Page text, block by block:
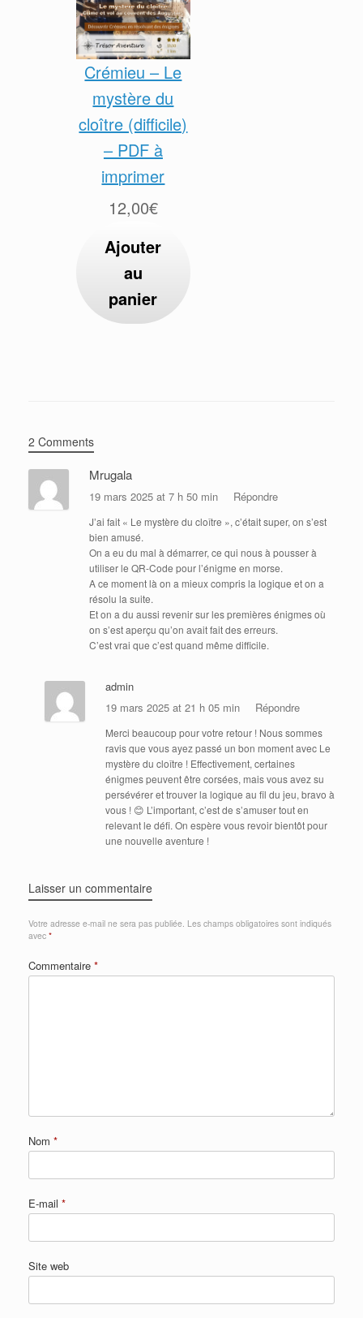
Crémieu – Le
mystère du
cloître (difficile)
– PDF à
imprimer
12,00€
Ajouter
au
panier
2 Comments
Mrugala
19 mars 2025 at 7 h 50 min Répondre
J’ai fait « Le mystère du cloître », c’était super, on s’est
bien amusé.
On a eu du mal à démarrer, ce qui nous à pousser à
utiliser le QR-Code pour l’énigme en morse.
A ce moment là on a mieux compris la logique et on a
résolu la suite.
Et on a du aussi revenir sur les premières énigmes où
on s’est aperçu qu’on avait fait des erreurs.
C’est vrai que c’est quand même difficile.
admin
19 mars 2025 at 21 h 05 min
Répondre
Merci beaucoup pour votre retour ! Nous sommes
ravis que vous ayez passé un bon moment avec Le
mystère du cloître ! Effectivement, certaines
énigmes peuvent être corsées, mais vous avez su
persévérer et trouver la logique au fil du jeu, bravo à
vous ! 😊 L’important, c’est de s’amuser tout en
relevant le défi. On espère vous revoir bientôt pour
une nouvelle aventure !
Laisser un commentaire
Votre adresse e-mail ne sera pas publiée. Les champs obligatoires sont indiqués
avec *
Commentaire *
Nom *
E-mail *
Site web